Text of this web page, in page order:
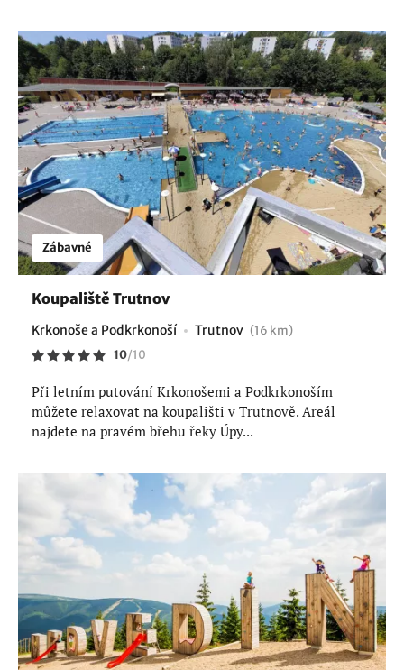
Zábavné
Koupaliště Trutnov
Krkonoše a Podkrkonoší Trutnov (16 km)
10/10
Při letním putování Krkonošemi a Podkrkonoším
můžete relaxovat na koupališti v Trutnově. Areál
najdete na pravém břehu řeky Úpy...